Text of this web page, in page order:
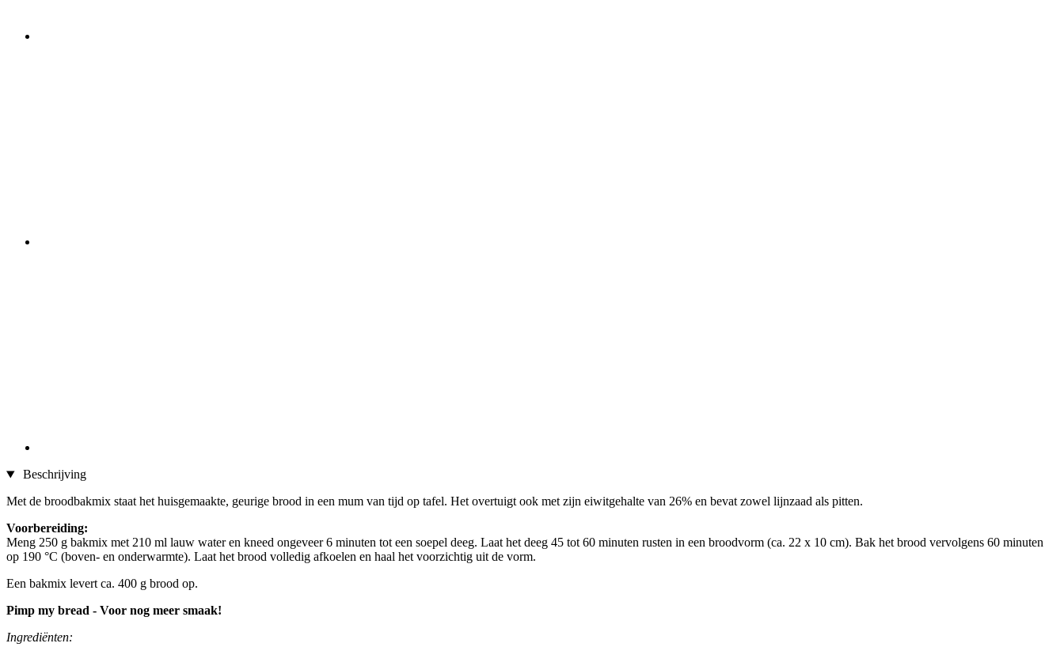
Beschrijving
Met de broodbakmix staat het huisgemaakte, geurige brood in een mum van tijd op tafel. Het overtuigt ook met zijn eiwitgehalte van 26% en bevat zowel lijnzaad als pitten.
Voorbereiding:
Meng 250 g bakmix met 210 ml lauw water en kneed ongeveer 6 minuten tot een soepel deeg. Laat het deeg 45 tot 60 minuten rusten in een broodvorm (ca. 22 x 10 cm). Bak het brood vervolgens 60 minuten
op 190 °C (boven- en onderwarmte). Laat het brood volledig afkoelen en haal het voorzichtig uit de vorm.
Een bakmix levert ca. 400 g brood op.
Pimp my bread - Voor nog meer smaak!
Ingrediënten: